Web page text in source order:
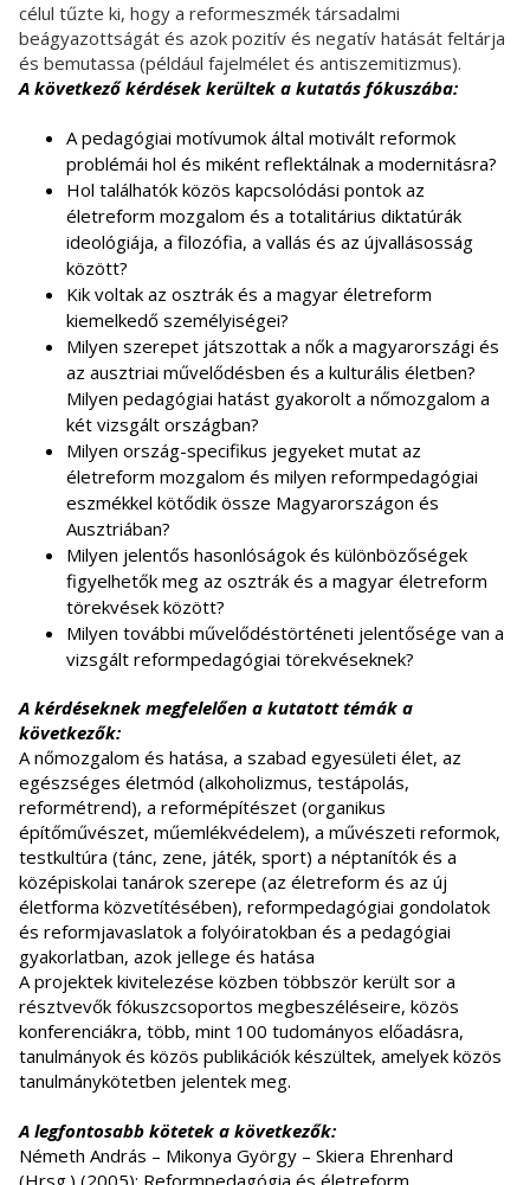
célul tűzte ki, hogy a reformeszmék társadalmi
beágyazottságát és azok pozitív és negatív hatását feltárja
és bemutassa (például fajelmélet és antiszemitizmus).
A következő kérdések kerültek a kutatás fókuszába:
A pedagógiai motívumok által motivált reformok
problémái hol és miként reflektálnak a modernitásra?
Hol találhatók közös kapcsolódási pontok az
életreform mozgalom és a totalitárius diktatúrák
ideológiája, a filozófia, a vallás és az újvallásosság
között?
Kik voltak az osztrák és a magyar életreform
kiemelkedő személyiségei?
Milyen szerepet játszottak a nők a magyarországi és
az ausztriai művelődésben és a kulturális életben?
Milyen pedagógiai hatást gyakorolt a nőmozgalom a
két vizsgált országban?
Milyen ország-specifikus jegyeket mutat az
életreform mozgalom és milyen reformpedagógiai
eszmékkel kötődik össze Magyarországon és
Ausztriában?
Milyen jelentős hasonlóságok és különbözőségek
figyelhetők meg az osztrák és a magyar életreform
törekvések között?
Milyen további művelődéstörténeti jelentősége van a
vizsgált reformpedagógiai törekvéseknek?
A kérdéseknek megfelelően a kutatott témák a
következők:
A nőmozgalom és hatása, a szabad egyesületi élet, az
egészséges életmód (alkoholizmus, testápolás,
reformétrend), a reformépítészet (organikus
építőművészet, műemlékvédelem), a művészeti reformok,
testkultúra (tánc, zene, játék, sport) a néptanítók és a
középiskolai tanárok szerepe (az életreform és az új
életforma közvetítésében), reformpedagógiai gondolatok
és reformjavaslatok a folyóiratokban és a pedagógiai
gyakorlatban, azok jellege és hatása
A projektek kivitelezése közben többször került sor a
résztvevők fókuszcsoportos megbeszéléseire, közös
konferenciákra, több, mint 100 tudományos előadásra,
tanulmányok és közös publikációk készültek, amelyek közös
tanulmánykötetben jelentek meg.
A legfontosabb kötetek a következők:
Németh András – Mikonya György – Skiera Ehrenhard